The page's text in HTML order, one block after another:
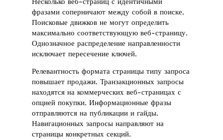
фразами соперничают между собой в поиске.
Поисковые движков не могут определить
максимально соответствующую веб-страницу.
Однозначное распределение направленности
исключает пересечение ключей.
Релевантность формата страницы типу запроса
повышает продажи. Транзакционных запросы
находятся на коммерческих веб-страницах с
опцией покупки. Информационные фразы
отправляются на публикации и гайды.
Навигационных запросы направляют на
страницы конкретных секций.